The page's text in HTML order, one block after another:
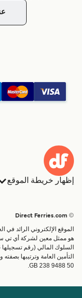
إظهار خريطة الموقع
البلدان
خدمات الزبائن
الباحث عن الرحلات
تذاكر العبّارة
الموقع الإلكتروني الرائد في
هو ممثل معين لشركة أي تي سي
التأمين العامة وترتيبها بصفته
GB 238 9488 50.